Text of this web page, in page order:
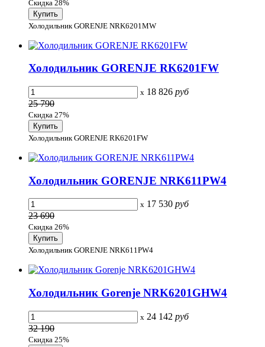
Скидка 28%
Холодильник GORENJE NRK6201MW
Холодильник GORENJE RK6201FW
x 18 826 руб
25 790
Скидка 27%
Холодильник GORENJE RK6201FW
Холодильник GORENJE NRK611PW4
x 17 530 руб
23 690
Скидка 26%
Холодильник GORENJE NRK611PW4
Холодильник Gorenje NRK6201GHW4
x 24 142 руб
32 190
Скидка 25%